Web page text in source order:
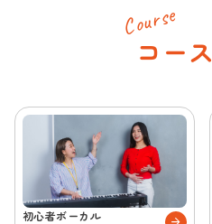
コース
Course
初心者ボーカル